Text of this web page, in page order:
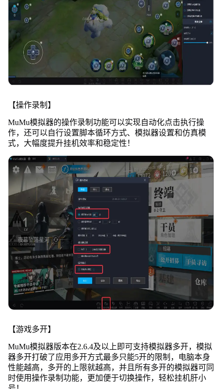
【操作录制】
MuMu模拟器的操作录制功能可以实现自动化点击执行操
作，还可以自行设置脚本循环方式、模拟器设置和仿真模
式，大幅度提升挂机效率和稳定性！
【游戏多开】
MuMu模拟器版本在2.6.4及以上即可支持模拟器多开，模拟
器多开打破了应用多开方式最多只能5开的限制，电脑本身
性能越高，多开的上限就越高，并且所有多开的模拟器可同
时使用操作录制功能，更加便于切换操作，轻松挂机肝小